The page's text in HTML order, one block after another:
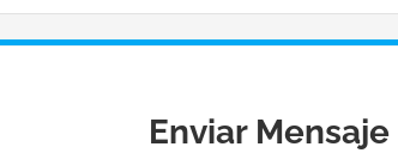
Enviar Mensaje